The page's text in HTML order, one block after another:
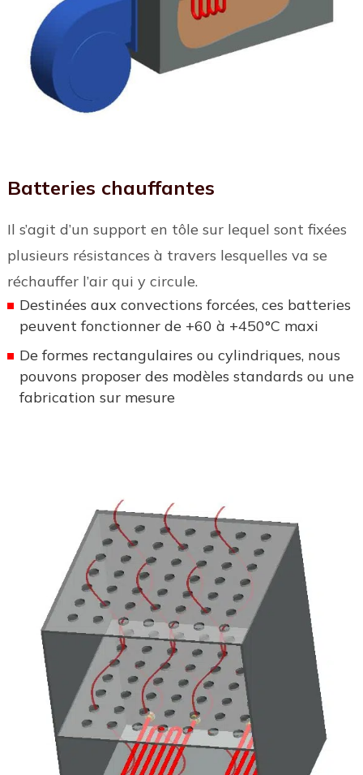
Batteries chauffantes
Il s’agit d’un support en tôle sur lequel sont fixées
plusieurs résistances à travers lesquelles va se
réchauffer l’air qui y circule.
Destinées aux convections forcées, ces batteries
peuvent fonctionner de +60 à +450°C maxi
De formes rectangulaires ou cylindriques, nous
pouvons proposer des modèles standards ou une
fabrication sur mesure